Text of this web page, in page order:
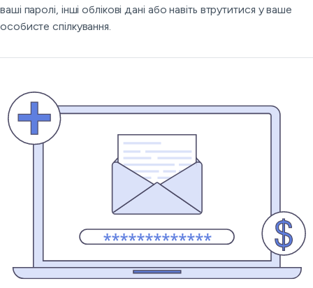
ваші паролі, інші облікові дані або навіть втрутитися у ваше
особисте спілкування.